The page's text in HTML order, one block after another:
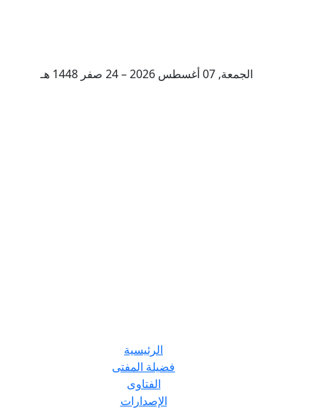
الجمعة, 07 أغسطس 2026 – 24 صفر 1448 هـ
الرئيسية
فضيلة المفتى
الفتاوى
الإصدارات